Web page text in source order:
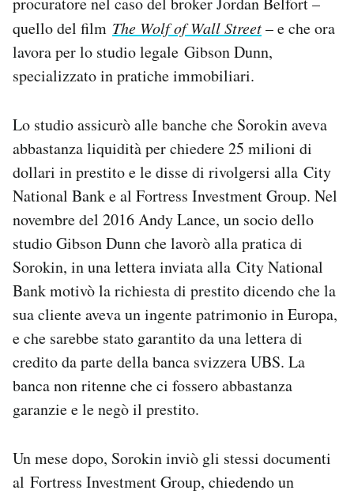
quello del film The Wolf of Wall Street– e che ora
lavora per lo studio legale Gibson Dunn,
specializzato in pratiche immobiliari.
Lo studio assicurò alle banche che Sorokin aveva
abbastanza liquidità per chiedere 25 milioni di
dollari in prestito e le disse di rivolgersi alla City
National Bank e al Fortress Investment Group. Nel
novembre del 2016 Andy Lance, un socio dello
studio Gibson Dunn che lavorò alla pratica di
Sorokin, in una lettera inviata alla City National
Bank motivò la richiesta di prestito dicendo che la
sua cliente aveva un ingente patrimonio in Europa,
e che sarebbe stato garantito da una lettera di
credito da parte della banca svizzera UBS. La
banca non ritenne che ci fossero abbastanza
garanzie e le negò il prestito.
Un mese dopo, Sorokin inviò gli stessi documenti
al Fortress Investment Group, chiedendo un